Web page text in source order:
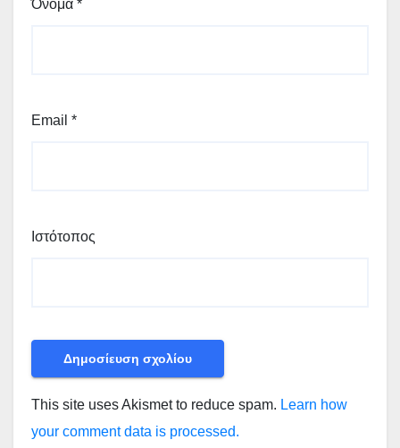
Όνομα *
Email *
Ιστότοπος
This site uses Akismet to reduce spam. Learn how
your comment data is processed.